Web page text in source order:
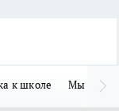
к школе Мы в MAX